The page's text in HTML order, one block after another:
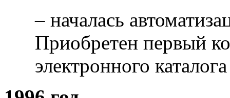
– началась
Приобретен первый
электронного